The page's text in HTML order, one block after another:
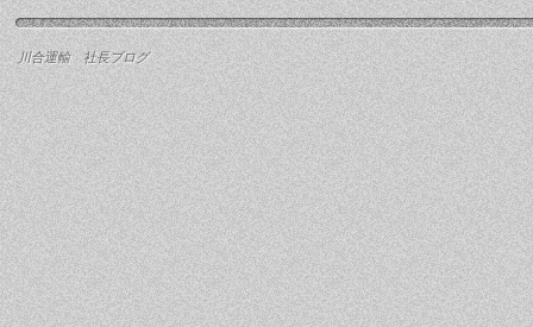
川合運輸 社長ブログ